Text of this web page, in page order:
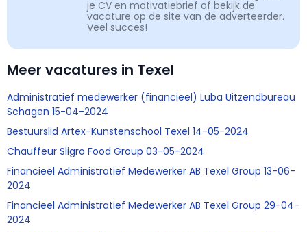
je CV en motivatiebrief of bekijk de
vacature op de site van de adverteerder.
Veel succes!
Meer vacatures in Texel
Administratief medewerker (financieel) Luba Uitzendbureau
Schagen 15-04-2024
Bestuurslid Artex-Kunstenschool Texel 14-05-2024
Chauffeur Sligro Food Group 03-05-2024
Financieel Administratief Medewerker AB Texel Group 13-06-
2024
Financieel Administratief Medewerker AB Texel Group 29-04-
2024